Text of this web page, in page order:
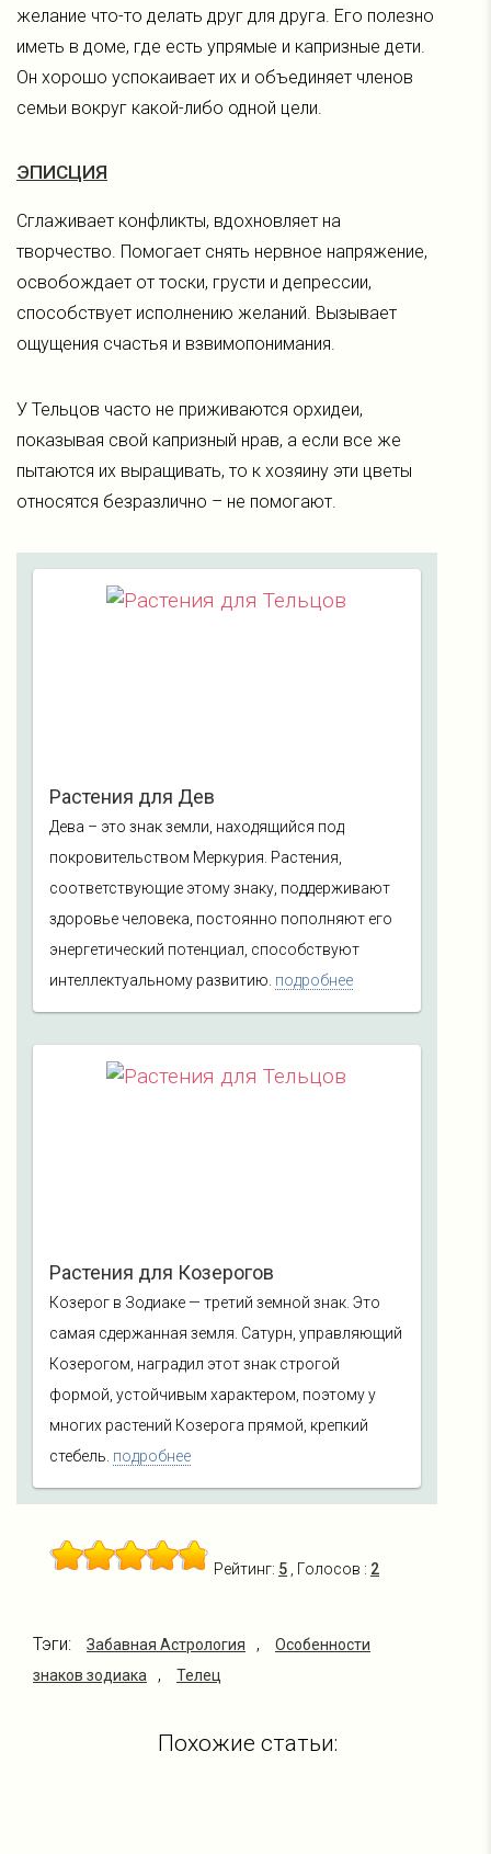
желание что-то делать друг для друга. Его полезно
иметь в доме, где есть упрямые и капризные дети.
Он хорошо успокаивает их и объединяет членов
семьи вокруг какой-либо одной цели.
ЭПИСЦИЯ
Сглаживает конфликты, вдохновляет на
творчество. Помогает снять нервное напряжение,
освобождает от тоски, грусти и депрессии,
способствует исполнению желаний. Вызывает
ощущения счастья и взвимопонимания.
У Тельцов часто не приживаются орхидеи,
показывая свой капризный нрав, а если все же
пытаются их выращивать, то к хозяину эти цветы
относятся безразлично – не помогают.
Растения для Дев
Дева – это знак земли, находящийся под
покровительством Меркурия. Растения,
соответствующие этому знаку, поддерживают
здоровье человека, постоянно пополняют его
энергетический потенциал, способствуют
интеллектуальному развитию. подробнее
Растения для Козерогов
Козерог в Зодиаке — третий земной знак. Это
самая сдержанная земля. Сатурн, управляющий
Козерогом, наградил этот знак строгой
формой, устойчивым характером, поэтому у
многих растений Козерога прямой, крепкий
стебель. подробнее
Рейтинг: 5 , Голосов : 2
Тэги: Забавная Астрология ,
Особенности
знаков зодиака
, Телец
Похожие статьи: